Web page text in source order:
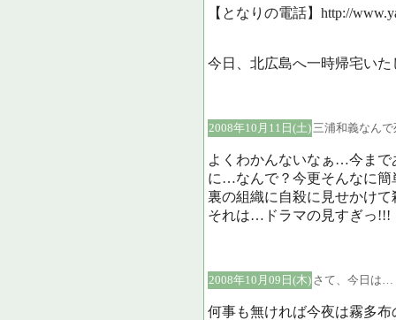
【となりの電話】http://
今日、北広島へ一時帰宅いた
2008年10月11日(土)三浦和義なん
よくわかんないなぁ…今まで
に…なんで？今更そんなに簡
裏の組織に自殺に見せかけ
それは…ドラマの見すぎっ!!!
2008年10月09日(木) さて、今日は…
何事も無ければ今夜は霧多